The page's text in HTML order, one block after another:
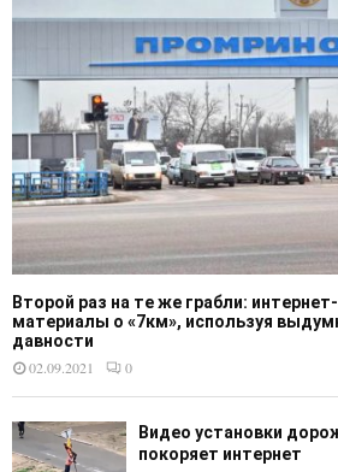
Второй раз на те же грабли:
материалы о «7км», используя
давности
02.09.2021
0
Видео установки
покоряет интернет